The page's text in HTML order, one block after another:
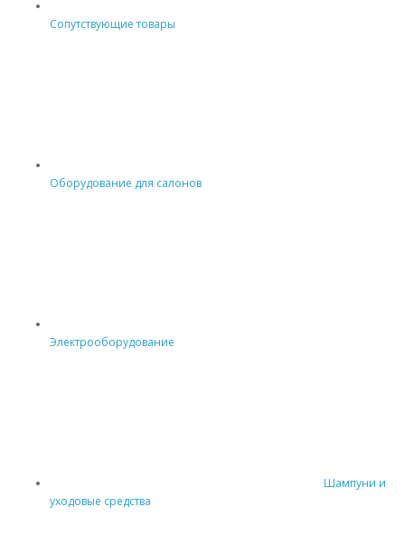
Сопутствующие товары
Оборудование для салонов
Электрооборудование
Шампуни и
уходовые средства